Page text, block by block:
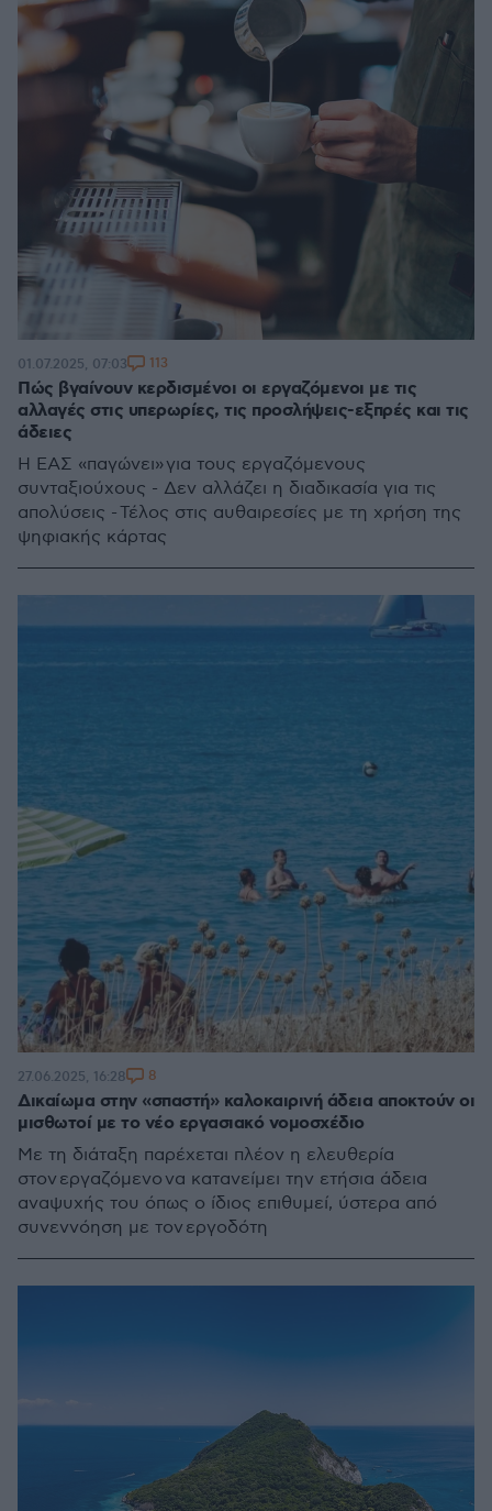
Πώς βγαίνουν κερδισμένοι οι εργαζόμενοι με τις
αλλαγές στις υπερωρίες, τις προσλήψεις-εξπρές και τις
άδειες
Η ΕΑΣ «παγώνει» για τους εργαζόμενους
συνταξιούχους - Δεν αλλάζει η διαδικασία για τις
απολύσεις - Τέλος στις αυθαιρεσίες με τη χρήση της
ψηφιακής κάρτας
01.07.2025, 07:03 113
Δικαίωμα στην «σπαστή» καλοκαιρινή άδεια αποκτούν οι
μισθωτοί με το νέο εργασιακό νομοσχέδιο
Με τη διάταξη παρέχεται πλέον η ελευθερία
στον εργαζόμενο να κατανείμει την ετήσια άδεια
αναψυχής του όπως ο ίδιος επιθυμεί, ύστερα από
συνεννόηση με τον εργοδότη
27.06.2025, 16:28 8